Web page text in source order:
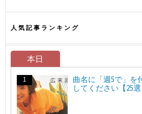
人気記事ランキング
本日
曲名に「週5で」を
してください【25選